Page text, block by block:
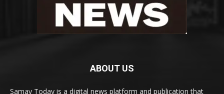
ABOUT US
Samay Today is a digital news platform and publication that